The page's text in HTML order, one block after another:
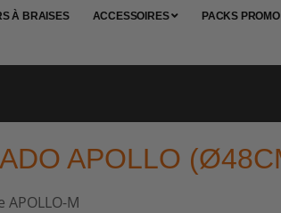
À BRAISES ACCESSOIRES PACKS PROMO
APOLLO
APOLLO-M